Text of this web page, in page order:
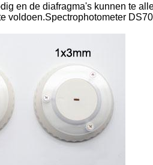
en de diafragma's kunnen te
voldoen.Spectrophotometer